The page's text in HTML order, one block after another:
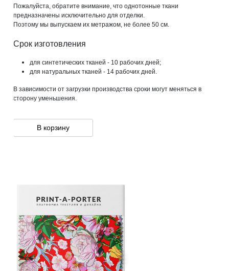
Пожалуйста, обратите внимание, что однотонные ткани
предназначены исключительно для отделки.
Поэтому мы выпускаем их метражом, не более 50 см.
Срок изготовления
для синтетических тканей - 10 рабочих дней;
для натуральных тканей - 14 рабочих дней.
В зависимости от загрузки производства сроки могут меняться в
сторону уменьшения.
В корзину